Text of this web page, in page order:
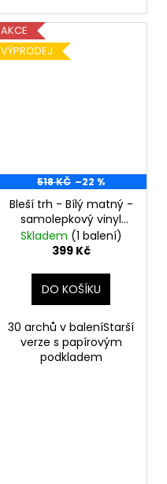
AKCE
VÝPRODEJ
518 KČ –22 %
Bleší trh - Bílý matný -
samolepkový vinyl
TeckWrap 30 Archů
Skladem (1 balení)
399 Kč
DO KOŠÍKU
30 archů v baleníStarší
verze s papírovým
podkladem